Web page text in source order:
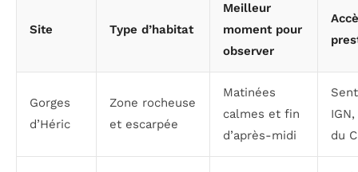
Site Type d’habitat
Meilleur
moment pour
observer
Gorges
d’Héric
Zone rocheuse
et escarpée
Matinées
calmes et fin
d’après-midi
du